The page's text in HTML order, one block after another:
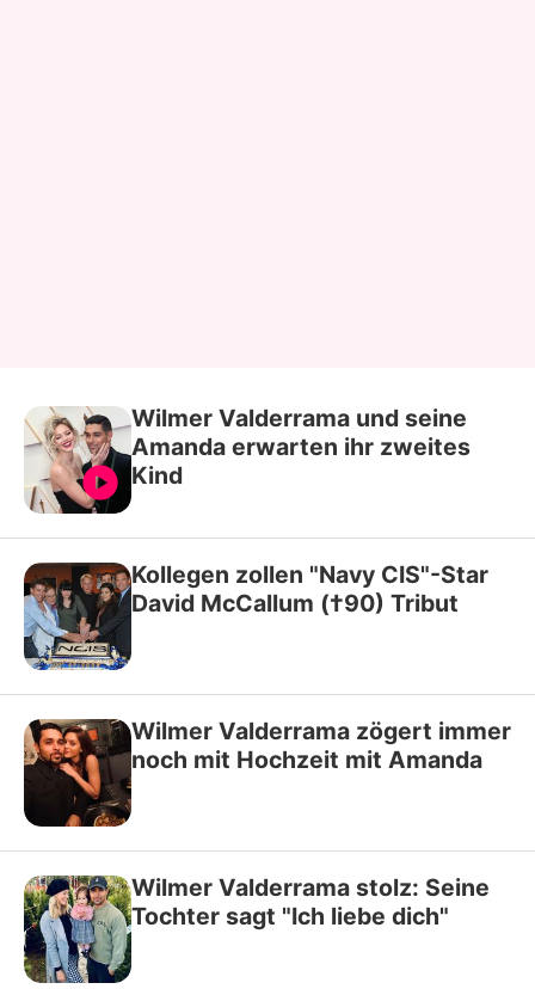
Wilmer Valderrama und seine
Amanda erwarten ihr zweites
Kind
Kollegen zollen "Navy CIS"-Star
David McCallum (†90) Tribut
Wilmer Valderrama zögert immer
noch mit Hochzeit mit Amanda
Wilmer Valderrama stolz: Seine
Tochter sagt "Ich liebe dich"